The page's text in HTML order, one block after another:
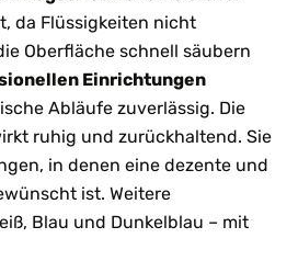
da Flüssigkeiten nicht
Oberfläche schnell säubern
Einrichtungen
Abläufe zuverlässig. Die
ruhig und zurückhaltend. Sie
in denen eine dezente und
ist. Weitere
Blau und Dunkelblau – mit